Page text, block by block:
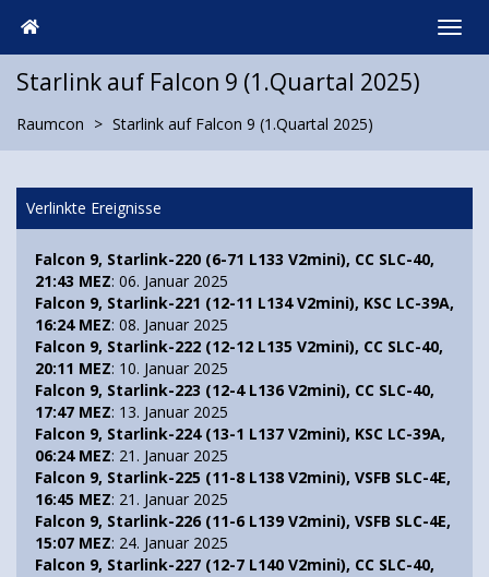
Starlink auf Falcon 9 (1.Quartal 2025)
Raumcon Starlink auf Falcon 9 (1.Quartal 2025)
Verlinkte Ereignisse
Falcon 9, Starlink-220 (6-71 L133 V2mini), CC SLC-40,
21:43 MEZ: 06. Januar 2025
Falcon 9, Starlink-221 (12-11 L134 V2mini), KSC LC-39A,
16:24 MEZ: 08. Januar 2025
Falcon 9, Starlink-222 (12-12 L135 V2mini), CC SLC-40,
20:11 MEZ: 10. Januar 2025
Falcon 9, Starlink-223 (12-4 L136 V2mini), CC SLC-40,
17:47 MEZ: 13. Januar 2025
Falcon 9, Starlink-224 (13-1 L137 V2mini), KSC LC-39A,
06:24 MEZ: 21. Januar 2025
Falcon 9, Starlink-225 (11-8 L138 V2mini), VSFB SLC-4E,
16:45 MEZ: 21. Januar 2025
Falcon 9, Starlink-226 (11-6 L139 V2mini), VSFB SLC-4E,
15:07 MEZ: 24. Januar 2025
Falcon 9, Starlink-227 (12-7 L140 V2mini), CC SLC-40,